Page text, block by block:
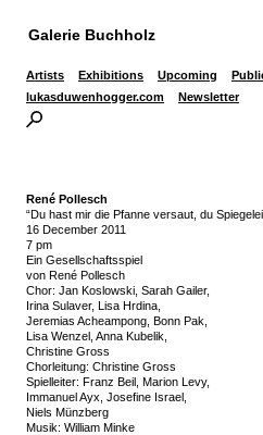
Galerie Buchholz
Artists Exhibitions Upcoming
lukasduwenhogger.com
Newsletter
René Pollesch
“Du hast mir die Pfanne versaut, du
16 December 2011
7 pm
Ein Gesellschaftsspiel
von René Pollesch
Chor: Jan Koslowski, Sarah Gailer,
Irina Sulaver, Lisa Hrdina,
Jeremias Acheampong, Bonn Pak,
Lisa Wenzel, Anna Kubelik,
Christine Gross
Chorleitung: Christine Gross
Spielleiter: Franz Beil, Marion Levy,
Immanuel Ayx, Josefine Israel,
Niels Münzberg
Musik: William Minke